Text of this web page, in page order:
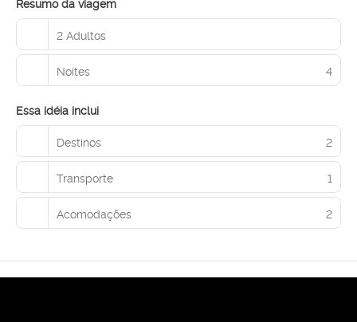
2 Adultos
Noites 4
Essa idéia inclui
Destinos 2
Transporte 1
Acomodações 2